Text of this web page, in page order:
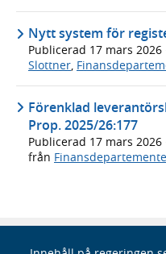
Nytt system för
Publicerad 17 mars 2026
Slottner,
Förenklad
Prop. 2025/26:177
Publicerad 17 mars 2026
från